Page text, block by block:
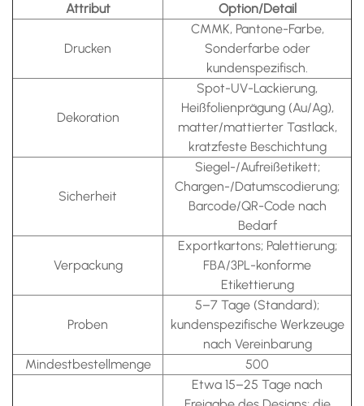
Attribut
Option/Detail
Drucken
CMMK, Pantone-Farbe,
Sonderfarbe oder
kundenspezifisch.
Dekoration
Spot-UV-Lackierung,
Heißfolienprägung (Au/Ag),
matter/mattierter Tastlack,
kratzfeste Beschichtung
Sicherheit
Siegel-/Aufreißetikett;
Chargen-/Datumscodierung;
Barcode/QR-Code nach
Bedarf
Verpackung
Exportkartons; Palettierung;
FBA/3PL-konforme
Etikettierung
Proben
5–7 Tage (Standard);
kundenspezifische Werkzeuge
nach Vereinbarung
Mindestbestellmenge
500
Etwa 15–25 Tage nach